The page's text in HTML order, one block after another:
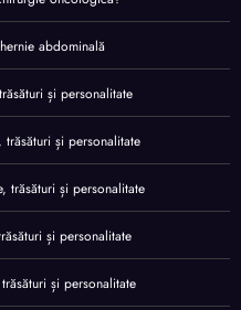
abdominală
și personalitate
trăsături și personalitate
trăsături și personalitate
și personalitate
și personalitate